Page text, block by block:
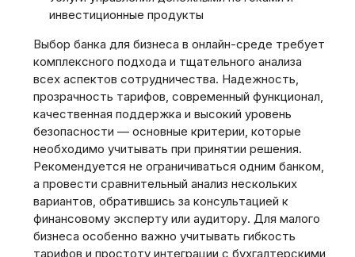
инвестиционные продукты
Выбор банка для бизнеса в онлайн-среде требует
комплексного подхода и тщательного анализа
всех аспектов сотрудничества. Надежность,
прозрачность тарифов, современный функционал,
качественная поддержка и высокий уровень
безопасности — основные критерии, которые
необходимо учитывать при принятии решения.
Рекомендуется не ограничиваться одним банком,
а провести сравнительный анализ нескольких
вариантов, обратившись за консультацией к
финансовому эксперту или аудитору. Для малого
бизнеса особенно важно учитывать гибкость
тарифов и простоту интеграции с бухгалтерскими